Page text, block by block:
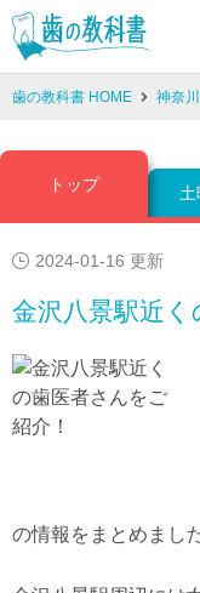
歯の教科書 HOME 神奈
トップ
2024-01-16 更新
金沢八景駅近く
の情報をまとめまし